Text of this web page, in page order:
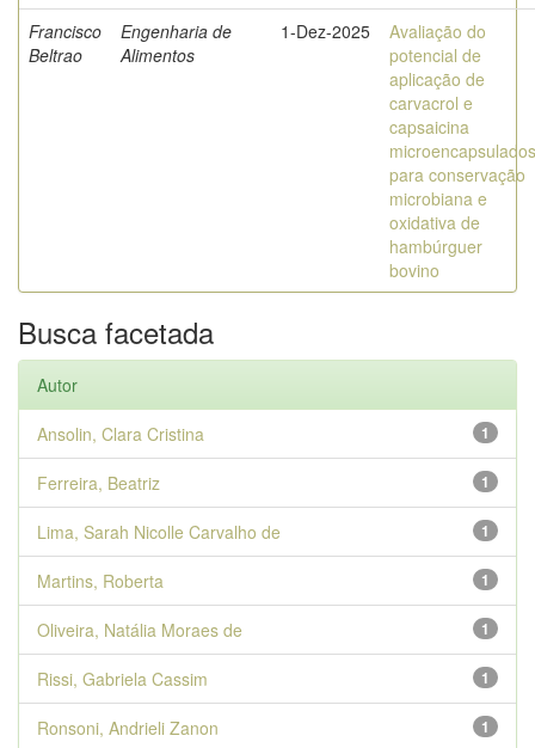
Francisco
Beltrao
Engenharia de
Alimentos
1-Dez-2025
Avaliação do
potencial de
aplicação de
carvacrol e
capsaicina
microencapsulados
para conservação
microbiana e
oxidativa de
hambúrguer
bovino
Busca facetada
Autor
1
Ansolin, Clara Cristina
1
Ferreira, Beatriz
1
Lima, Sarah Nicolle Carvalho de
1
Martins, Roberta
1
Oliveira, Natália Moraes de
1
Rissi, Gabriela Cassim
1
Ronsoni, Andrieli Zanon